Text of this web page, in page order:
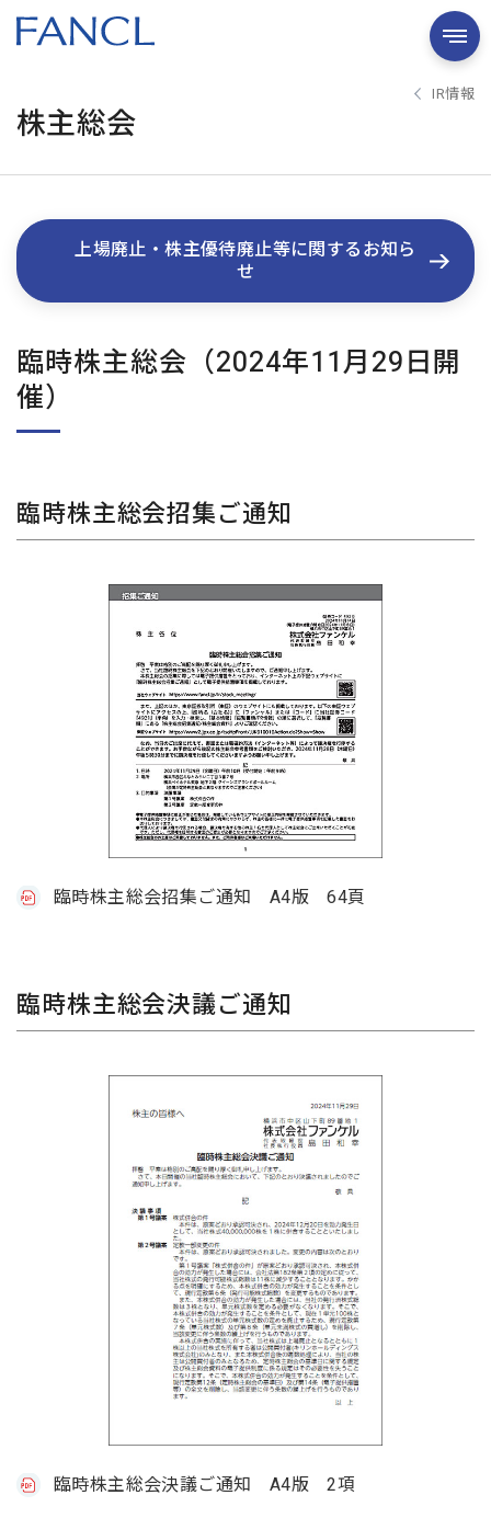
IR情報
株主総会
上場廃止・株主優待廃止等に関するお知ら
せ
臨時株主総会（2024年11月29日開
催）
臨時株主総会招集ご通知
臨時株主総会招集ご通知 A4版 64頁
臨時株主総会決議ご通知
臨時株主総会決議ご通知 A4版 2項